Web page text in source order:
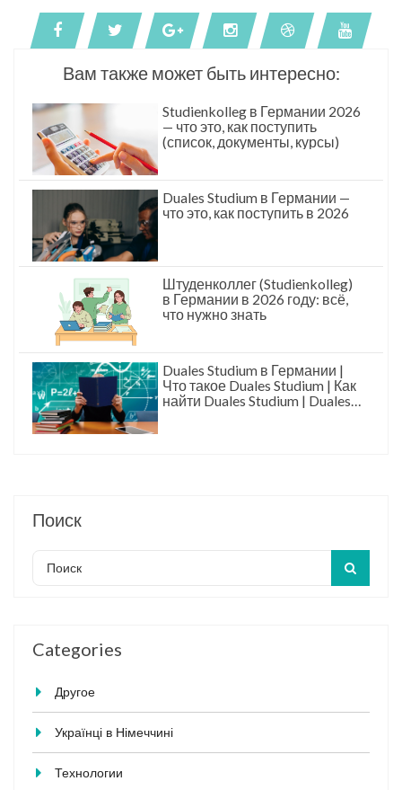
Вам также может быть интересно:
Studienkolleg в Германии 2026
— что это, как поступить
(список, документы, курсы)
Duales Studium в Германии —
что это, как поступить в 2026
Штуденколлег (Studienkolleg)
в Германии в 2026 году: всё,
что нужно знать
Duales Studium в Германии |
Что такое Duales Studium | Как
найти Duales Studium | Duales
Поиск
Categories
Другое
Українці в Німеччині
Технологии